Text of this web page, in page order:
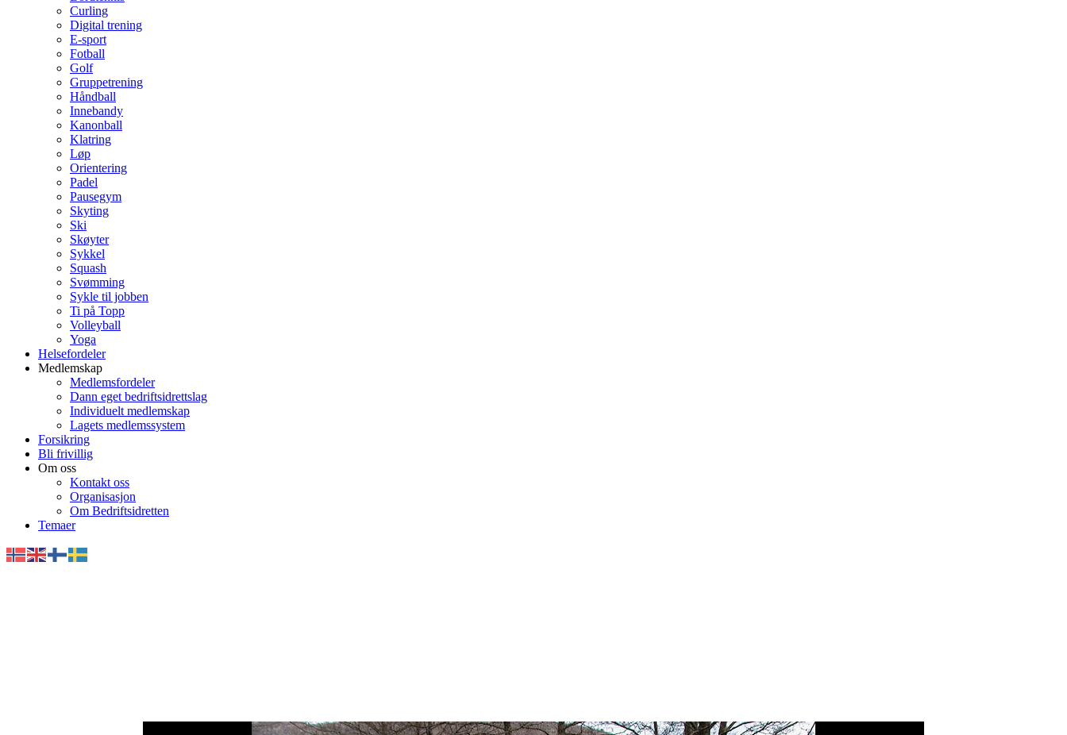
Curling
Digital trening
E-sport
Fotball
Golf
Gruppetrening
Håndball
Innebandy
Kanonball
Klatring
Løp
Orientering
Padel
Pausegym
Skyting
Ski
Skøyter
Sykkel
Squash
Svømming
Sykle til jobben
Ti på Topp
Volleyball
Yoga
Helsefordeler
Medlemskap
Medlemsfordeler
Dann eget bedriftsidrettslag
Individuelt medlemskap
Lagets medlemssystem
Forsikring
Bli frivillig
Om oss
Kontakt oss
Organisasjon
Om Bedriftsidretten
Temaer